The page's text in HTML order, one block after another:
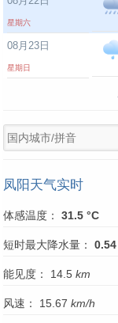
星期六
08月23日
星期日
凤阳天气实时
体感温度： 31.5 °C
短时最大降水量： 0.54
能见度： 14.5 km
风速： 15.67 km/h